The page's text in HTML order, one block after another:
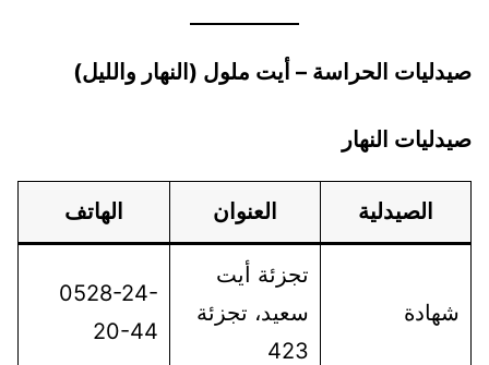
صيدليات الحراسة – أيت ملول (النهار والليل)
صيدليات النهار
الصيدلية العنوان الهاتف
شهادة
تجزئة أيت
سعيد، تجزئة
423
0528-24-
20-44